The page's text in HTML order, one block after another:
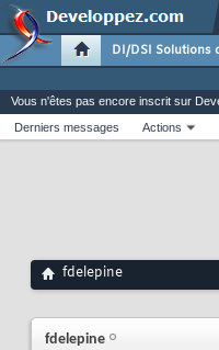
DI/DSI Solutions
Vous n'êtes pas encore inscrit sur
Derniers messages
Actions
fdelepine
fdelepine